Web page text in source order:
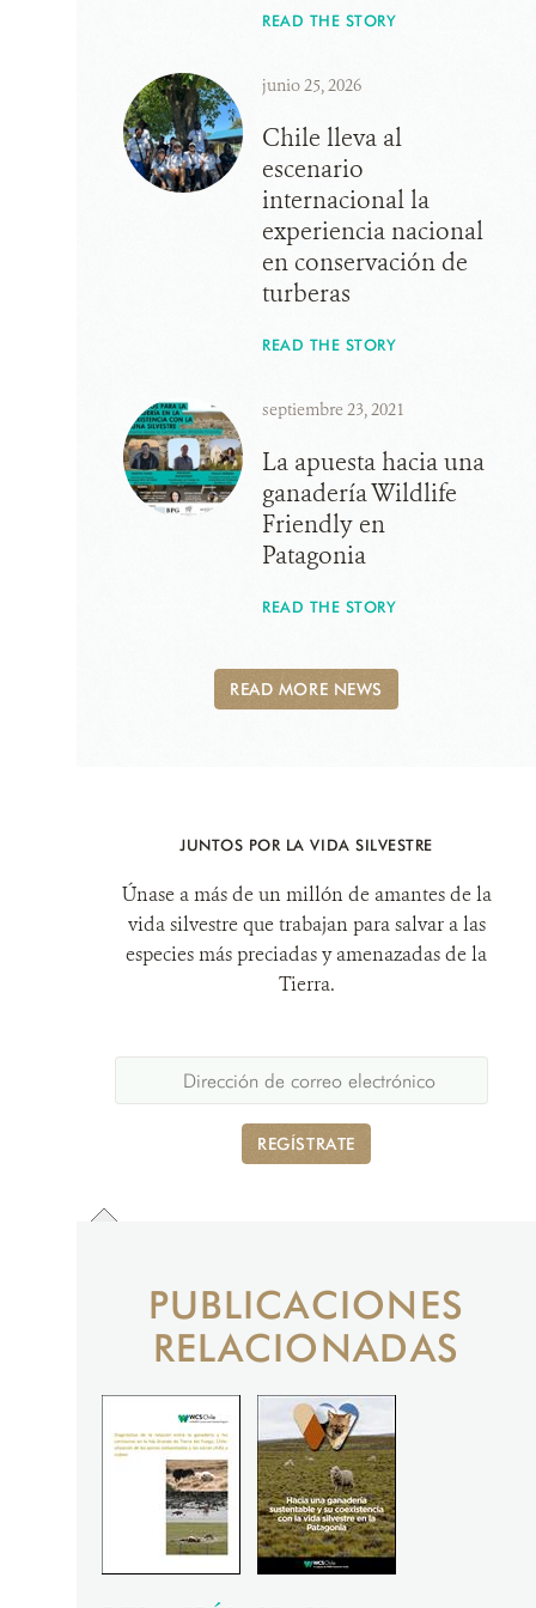
READ THE STORY
junio 25, 2026
Chile lleva al
escenario
internacional la
experiencia nacional
en conservación de
turberas
READ THE STORY
septiembre 23, 2021
La apuesta hacia una
ganadería Wildlife
Friendly en
Patagonia
READ THE STORY
READ MORE NEWS
JUNTOS POR LA VIDA SILVESTRE
Únase a más de un millón de amantes de la
vida silvestre que trabajan para salvar a las
especies más preciadas y amenazadas de la
Tierra.
REGÍSTRATE
PUBLICACIONES
RELACIONADAS